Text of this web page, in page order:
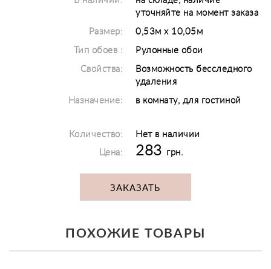
уточняйте на момент заказа
Размер: 0,53м х 10,05м
Тип обоев : Рулонные обои
Свойства:
Возможность бесследного
удаления
Назначение: в комнату, для гостиной
Количество:
Нет в наличии
Цена:
283 грн.
ЗАКАЗАТЬ
ПОХОЖИЕ ТОВАРЫ